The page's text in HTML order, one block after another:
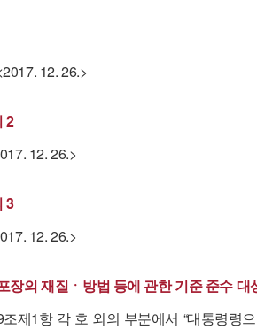
12. 26.>
2
12. 26.>
3
12. 26.>
장의 재질ㆍ방법 등에 관한 기준 준수 대
제1항 각 호 외의 부분에서 “대통령령